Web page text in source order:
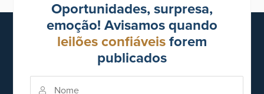
Oportunidades, surpresa,
emoção! Avisamos quando
leilões confiáveis forem
publicados